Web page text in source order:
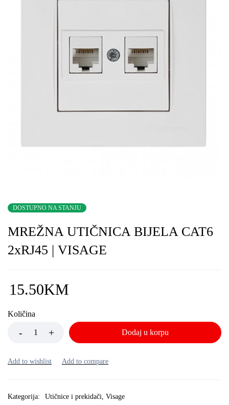
DOSTUPNO NA STANJU
MREŽNA UTIČNICA BIJELA CAT6
2xRJ45 | VISAGE
15.50KM
Količina
Dodaj u korpu
Kategorija: Utičnice i prekidači Visage